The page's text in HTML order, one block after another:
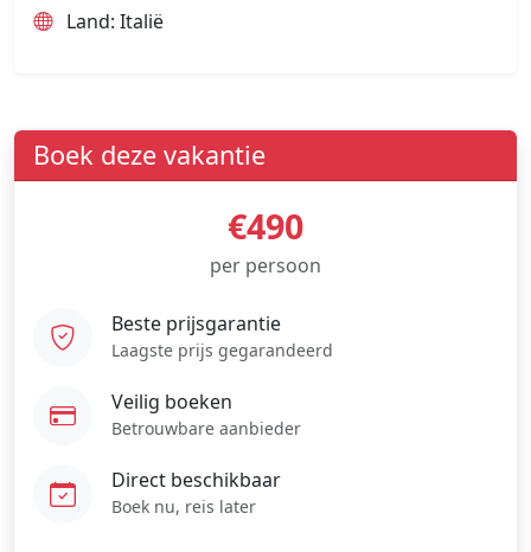
Land: Italië
Boek deze vakantie
€490
per persoon
Beste prijsgarantie
Laagste prijs gegarandeerd
Veilig boeken
Betrouwbare aanbieder
Direct beschikbaar
Boek nu, reis later